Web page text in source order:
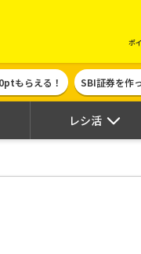
ス
ポ
もらえる！ SBI証券を作
レシ活